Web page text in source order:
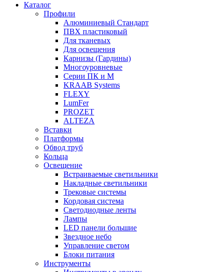
Каталог
Профили
Алюминиевый Стандарт
ПВХ пластиковый
Для тканевых
Для освещения
Карнизы (Гардины)
Многоуровневые
Серии ПК и М
KRAAB Systems
FLEXY
LumFer
PROZET
ALTEZA
Вставки
Платформы
Обвод труб
Кольца
Освещение
Встраиваемые светильники
Накладные светильники
Трековые системы
Кордовая система
Светодиодные ленты
Лампы
LED панели большие
Звездное небо
Управление светом
Блоки питания
Инструменты